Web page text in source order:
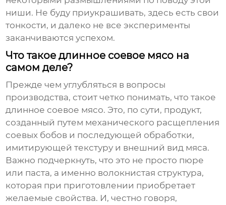
ниши. Не буду приукрашивать, здесь есть свои
тонкости, и далеко не все эксперименты
заканчиваются успехом.
Что такое длинное соевое мясо на
самом деле?
Прежде чем углубляться в вопросы
производства, стоит четко понимать, что такое
длинное соевое мясо. Это, по сути, продукт,
созданный путем механического расщепления
соевых бобов и последующей обработки,
имитирующей текстуру и внешний вид мяса.
Важно подчеркнуть, что это не просто пюре
или паста, а именно волокнистая структура,
которая при приготовлении приобретает
желаемые свойства. И, честно говоря,